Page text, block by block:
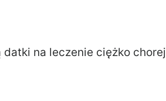
na leczenie ciężko chorej